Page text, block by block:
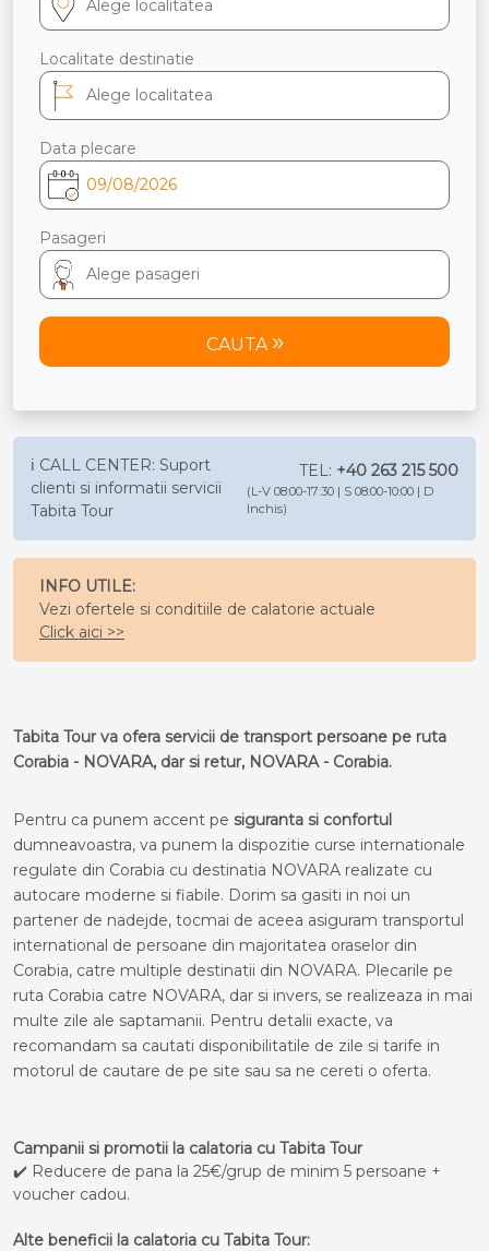
Localitate destinatie
Data plecare
Pasageri
CAUTA
ℹ️ CALL CENTER: Suport
clienti si informatii servicii
Tabita Tour
TEL: +40 263 215 500
(L-V 08:00-17:30 | S 08:00-10:00 | D
Inchis)
INFO UTILE:
Vezi ofertele si conditiile de calatorie actuale
Click aici >>
Tabita Tour va ofera servicii de transport persoane pe ruta
Corabia - NOVARA, dar si retur, NOVARA - Corabia.
Pentru ca punem accent pe siguranta si confortul
dumneavoastra, va punem la dispozitie curse internationale
regulate din Corabia cu destinatia NOVARA realizate cu
autocare moderne si fiabile. Dorim sa gasiti in noi un
partener de nadejde, tocmai de aceea asiguram transportul
international de persoane din majoritatea oraselor din
Corabia, catre multiple destinatii din NOVARA. Plecarile pe
ruta Corabia catre NOVARA, dar si invers, se realizeaza in mai
multe zile ale saptamanii. Pentru detalii exacte, va
recomandam sa cautati disponibilitatile de zile si tarife in
motorul de cautare de pe site sau sa ne cereti o oferta.
Campanii si promotii la calatoria cu Tabita Tour
✔️ Reducere de pana la 25€/grup de minim 5 persoane +
voucher cadou.
Alte beneficii la calatoria cu Tabita Tour: